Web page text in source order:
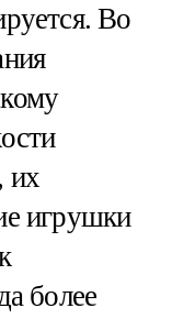
Во
их
игрушки
более